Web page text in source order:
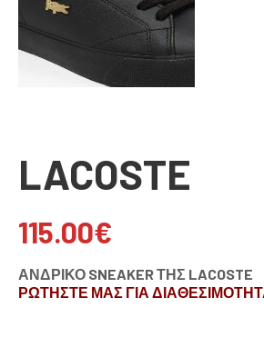
LACOSTE
115.00€
ΑΝΔΡΙΚΟ SNEAKER ΤΗΣ LACOSTE
ΡΩΤΗΣΤΕ ΜΑΣ ΓΙΑ